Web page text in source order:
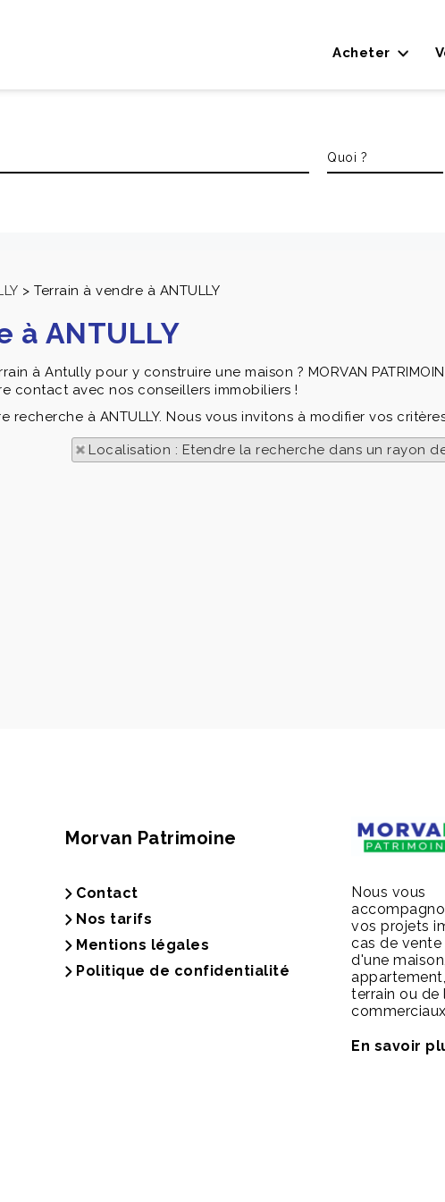
Acheter
> Terrain à vendre à ANTULLY
à ANTULLY
à Antully pour y construire une maison ? MORVAN
contact avec nos conseillers immobiliers !
recherche à ANTULLY. Nous vous invitons à modifier vos
Localisation : Etendre la recherche dans un rayon
Morvan Patrimoine
Contact
Nos tarifs
Mentions légales
Politique de confidentialité
Nous vous
vos projets
cas de
d'une
terrain ou de
En savoir